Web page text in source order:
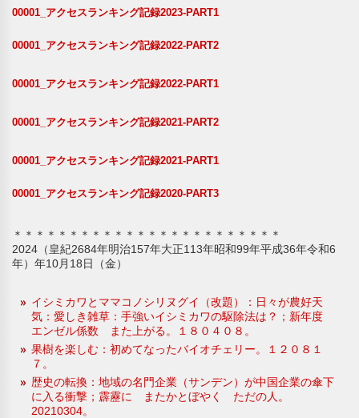
00001_アクセスランキング記録2023-PART1
00001_アクセスランキング記録2022-PART2
00001_アクセスランキング記録2022-PART1
00001_アクセスランキング記録2021-PART2
00001_アクセスランキング記録2021-PART1
00001_アクセスランキング記録2020-PART3
＊＊＊＊＊＊＊＊＊＊＊＊＊＊＊＊＊＊＊＊＊＊＊＊
2024（皇紀2684年明治157年大正113年昭和99年平成36年令和6
年）年10月18日（金）
イシミカワとママコノシリヌグイ（改題）：日々が農好天
気：愛しき雑草：手強いイシミカワの駆除法は？；新年度
エンゼル係数 また上がる。１８０４０８。
果樹を楽しむ：初めてなったバイオチェリー。１２０８１
７。
歴史の転換：地域の名門企業（サンデン）が中国企業の傘下
に入る衝撃；霹靂に またかとぼやく ただの人。
20210304。